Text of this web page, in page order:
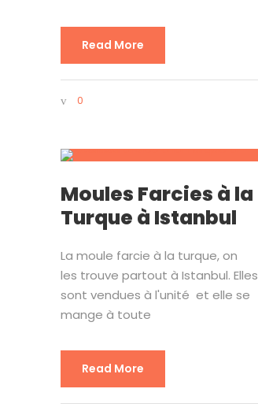
Read More
0
Moules Farcies à la
Turque à Istanbul
La moule farcie à la turque, on
les trouve partout à Istanbul. Elles
sont vendues à l'unité et elle se
mange à toute
Read More